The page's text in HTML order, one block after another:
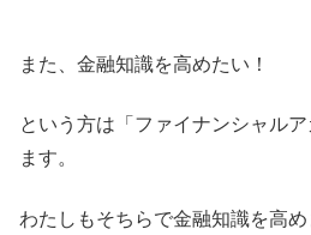
また、金融知識を高めたい！
という方は「ファイナンシャル
ます。
わたしもそちらで金融知識を高め